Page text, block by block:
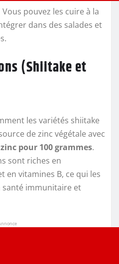
Vous pouvez les cuire à la
dans des salades et
(Shiitake et
les variétés shiitake
de zinc végétale avec
pour 100 grammes.
sont riches en
en vitamines B, ce qui les
immunitaire et